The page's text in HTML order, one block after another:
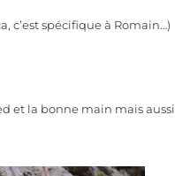
c’est spécifique à Romain…)
la bonne main mais aussi